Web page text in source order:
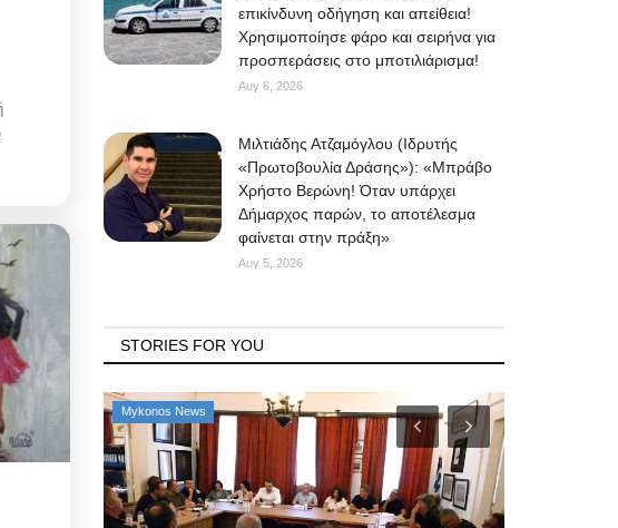
επικίνδυνη οδήγηση και απείθεια!
Χρησιμοποίησε φάρο και σειρήνα για
προσπεράσεις στο μποτιλιάρισμα!
Αυγ 6, 2026
Μιλτιάδης Ατζαμόγλου (Ιδρυτής
«Πρωτοβουλία Δράσης»): «Μπράβο
Χρήστο Βερώνη! Όταν υπάρχει
Δήμαρχος παρών, το αποτέλεσμα
φαίνεται στην πράξη»
Αυγ 5, 2026
STORIES FOR YOU
Mykonos News